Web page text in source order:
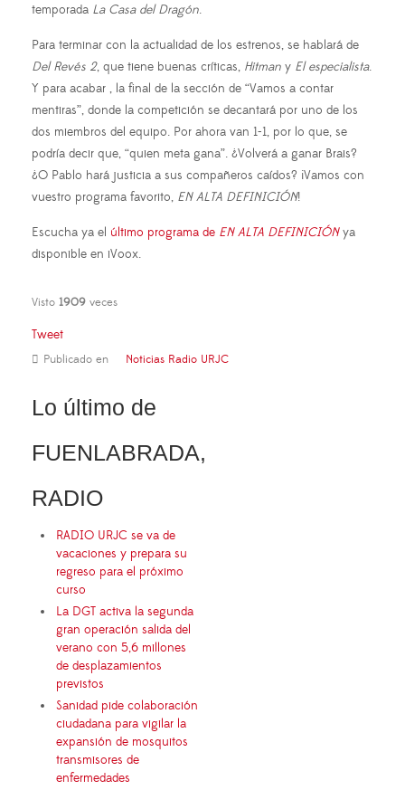
temporada La Casa del Dragón.
Para terminar con la actualidad de los estrenos, se hablará de
Del Revés 2, que tiene buenas críticas, Hitman y El especialista.
Y para acabar , la final de la sección de “Vamos a contar
mentiras”, donde la competición se decantará por uno de los
dos miembros del equipo. Por ahora van 1-1, por lo que, se
podría decir que, “quien meta gana”. ¿Volverá a ganar Brais?
¿O Pablo hará justicia a sus compañeros caídos? ¡Vamos con
vuestro programa favorito, EN ALTA DEFINICIÓN!
Escucha ya el último programa de EN ALTA DEFINICIÓNya
disponible en iVoox.
Visto 1909 veces
Tweet
Publicado en Noticias Radio URJC
Lo último de
FUENLABRADA,
RADIO
RADIO URJC se va de
vacaciones y prepara su
regreso para el próximo
curso
La DGT activa la segunda
gran operación salida del
verano con 5,6 millones
de desplazamientos
previstos
Sanidad pide colaboración
ciudadana para vigilar la
expansión de mosquitos
transmisores de
enfermedades